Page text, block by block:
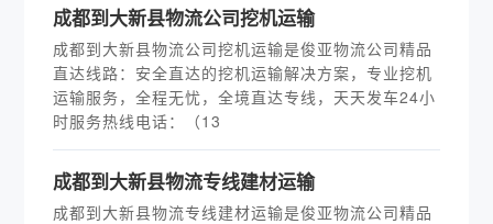
成都到大新县物流公司挖机运输
成都到大新县物流公司挖机运输是俊亚物流公司精品
直达线路：安全直达的挖机运输解决方案，专业挖机
运输服务，全程无忧，全境直达专线，天天发车24小
时服务热线电话：（13
成都到大新县物流专线建材运输
成都到大新县物流专线建材运输是俊亚物流公司精品